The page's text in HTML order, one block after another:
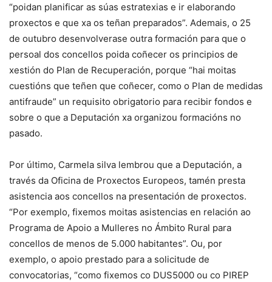
“poidan planificar as súas estratexias e ir elaborando
proxectos e que xa os teñan preparados”. Ademais, o 25
de outubro desenvolverase outra formación para que o
persoal dos concellos poida coñecer os principios de
xestión do Plan de Recuperación, porque “hai moitas
cuestións que teñen que coñecer, como o Plan de medidas
antifraude” un requisito obrigatorio para recibir fondos e
sobre o que a Deputación xa organizou formacións no
pasado.
Por último, Carmela silva lembrou que a Deputación, a
través da Oficina de Proxectos Europeos, tamén presta
asistencia aos concellos na presentación de proxectos.
“Por exemplo, fixemos moitas asistencias en relación ao
Programa de Apoio a Mulleres no Ámbito Rural para
concellos de menos de 5.000 habitantes”. Ou, por
exemplo, o apoio prestado para a solicitude de
convocatorias, “como fixemos co DUS5000 ou co PIREP